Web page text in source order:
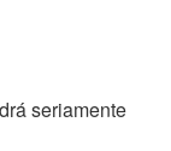
seriamente